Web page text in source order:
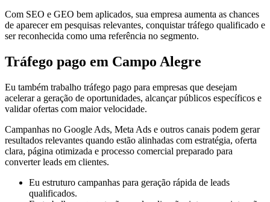
Com SEO e GEO bem aplicados, sua empresa aumenta as chances
de aparecer em pesquisas relevantes, conquistar tráfego qualificado e
ser reconhecida como uma referência no segmento.
Tráfego pago em Campo Alegre
Eu também trabalho tráfego pago para empresas que desejam
acelerar a geração de oportunidades, alcançar públicos específicos e
validar ofertas com maior velocidade.
Campanhas no Google Ads, Meta Ads e outros canais podem gerar
resultados relevantes quando estão alinhadas com estratégia, oferta
clara, página otimizada e processo comercial preparado para
converter leads em clientes.
Eu estruturo campanhas para geração rápida de leads
qualificados.